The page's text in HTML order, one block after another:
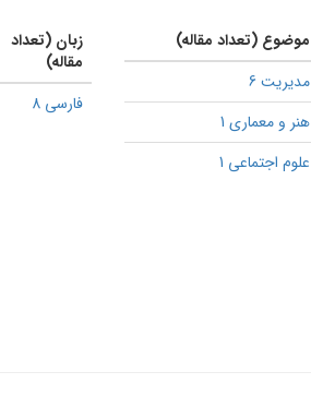
موضوع (تعداد مقاله)
مدیریت 6
هنر و معماری 1
علوم اجتماعی 1
زبان (تعداد
مقاله)
فارسی 8